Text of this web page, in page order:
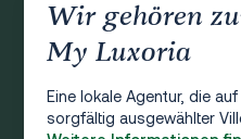
Wir gehören
My Luxoria
Eine lokale Agentur, die
sorgfältig ausgewählter